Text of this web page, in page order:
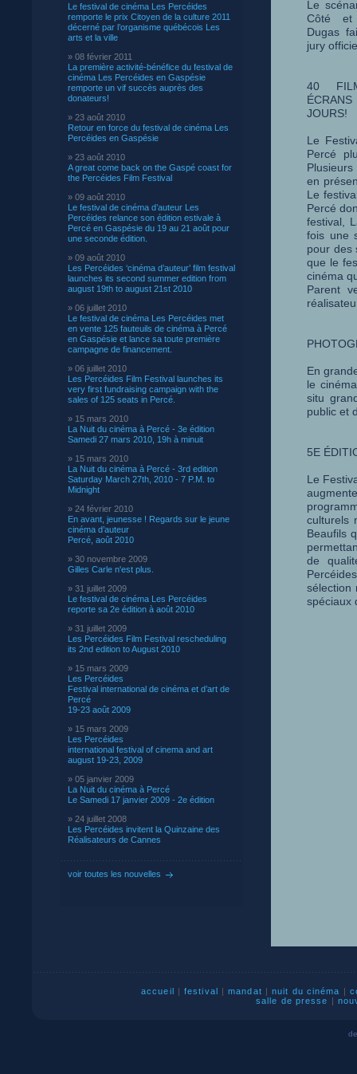
Le festival de cinéma Les Percéides
remporte le prix Citoyen de la culture 2011
décerné par l’organisme québécois Les
arts et la ville
» 08 février 2011
La première activité-bénéfice du festival de
cinéma Les Percéides en Gaspésie
remporte un vif succès auprès des
donateurs!
» 23 août 2010
Retour en force du festival de cinéma Les
Percéides en Gaspésie
» 23 août 2010
A great come back on the Gaspé coast for
the Percéides Film Festival
» 09 août 2010
Le festival de cinéma d’auteur Les
Percéides relance son édition estivale à
Percé en Gaspésie du 19 au 21 août pour
une seconde édition.
» 09 août 2010
Les Percéides ‘cinéma d’auteur’ film festival
launches its second summer edition from
august 19th to august 21st 2010
» 06 juillet 2010
Le festival de cinéma Les Percéides met
en vente 125 fauteuils de cinéma à Percé
en Gaspésie et lance sa toute première
campagne de financement.
» 06 juillet 2010
Les Percéides Film Festival launches its
very first fundraising campaign with the
sales of 125 seats in Percé.
» 15 mars 2010
La Nuit du cinéma à Percé - 3e édition
Samedi 27 mars 2010, 19h à minuit
» 15 mars 2010
La Nuit du cinéma à Percé - 3rd edition
Saturday March 27th, 2010 - 7 P.M. to
Midnight
» 24 février 2010
En avant, jeunesse ! Regards sur le jeune
cinéma d’auteur
Percé, août 2010
» 30 novembre 2009
Gilles Carle n'est plus.
» 31 juillet 2009
Le festival de cinéma Les Percéides
reporte sa 2e édition à août 2010
» 31 juillet 2009
Les Percéides Film Festival rescheduling
its 2nd edition to August 2010
» 15 mars 2009
Les Percéides
Festival international de cinéma et d’art de
Percé
19-23 août 2009
» 15 mars 2009
Les Percéides
international festival of cinema and art
august 19-23, 2009
» 05 janvier 2009
La Nuit du cinéma à Percé
Le Samedi 17 janvier 2009 - 2e édition
» 24 juillet 2008
Les Percéides invitent la Quinzaine des
Réalisateurs de Cannes
voir toutes les nouvelles
Le
Côté et
Dugas
jury
40
JOURS!
Le
Percé
en
Le
Percé
festival,
fois une
pour des
que le
cinéma
Parent
En
le
situ
public et
5E
Le
culturels
Beaufils
de
sélection
spéciaux
accueil |festival |mandat |nuit du cinéma |
salle de presse |